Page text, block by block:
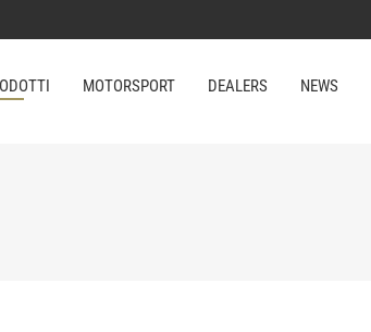
MOTORSPORT DEALERS NEWS